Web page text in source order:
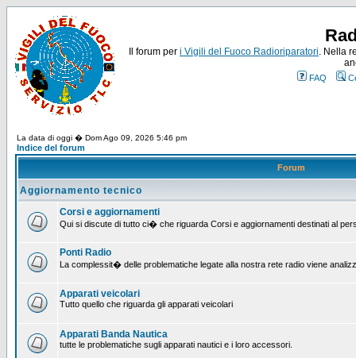
Il forum per i Vigili del Fuoco Radioriparatori. Nella
FAQ
La data di oggi � Dom Ago 09, 2026 5:46 pm
Indice del forum
Forum
Aggiornamento tecnico
Corsi e aggiornamenti
Qui si discute di tutto ci� che riguarda Corsi e aggiornamenti destinati al
Ponti Radio
La complessit� delle problematiche legate alla nostra rete radio viene
Apparati veicolari
Tutto quello che riguarda gli apparati veicolari
Apparati Banda Nautica
tutte le problematiche sugli apparati nautici e i loro accessori.